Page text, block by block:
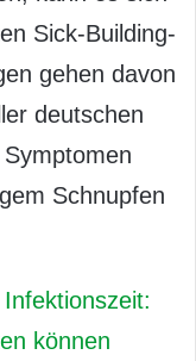
Sick-Building-
gehen davon
deutschen
Schnupfen
können